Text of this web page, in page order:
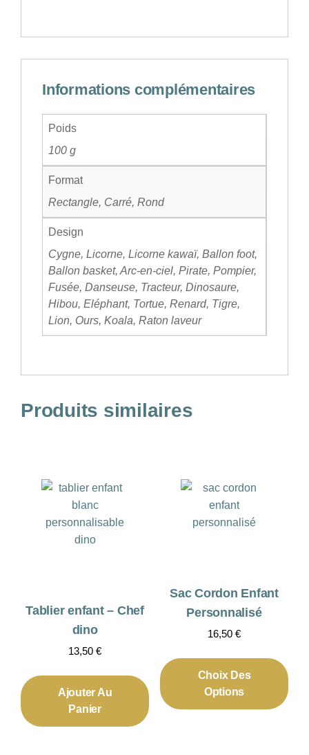
Informations complémentaires
Poids
100 g
Format
Rectangle, Carré, Rond
Design
Cygne, Licorne, Licorne kawaï, Ballon foot,
Ballon basket, Arc-en-ciel, Pirate, Pompier,
Fusée, Danseuse, Tracteur, Dinosaure,
Hibou, Eléphant, Tortue, Renard, Tigre,
Lion, Ours, Koala, Raton laveur
Produits similaires
Tablier enfant – Chef
dino
13,50€
Ajouter Au
Panier
Sac Cordon Enfant
Personnalisé
16,50 €
Choix Des
Options
a